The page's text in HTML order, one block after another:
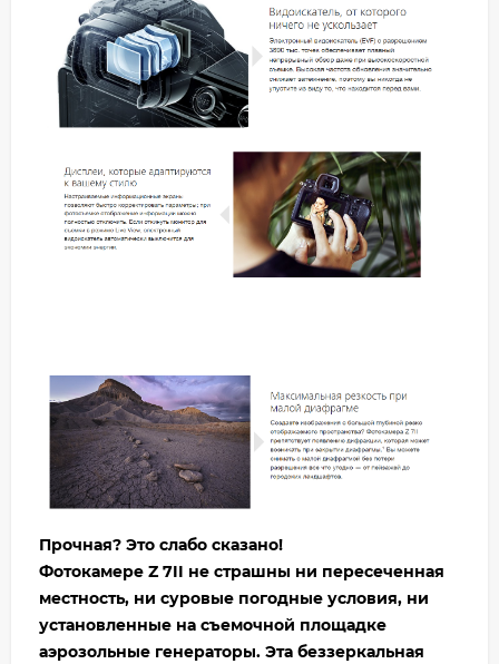
Прочная? Это слабо сказано!
Фотокамере Z 7II не страшны ни пересеченная
местность, ни суровые погодные условия, ни
установленные на съемочной площадке
аэрозольные генераторы. Эта беззеркальная